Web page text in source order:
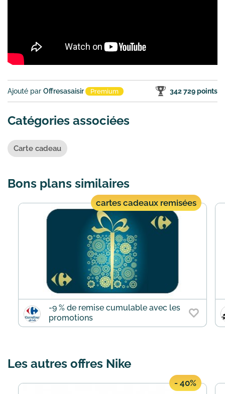
Ajouté par Offresasaisir Premium 342 729 points
Catégories associées
Carte cadeau
Bons plans similaires
cartes cadeaux remisées
-9 % de remise cumulable avec les
promotions
Les autres offres Nike
- 40%